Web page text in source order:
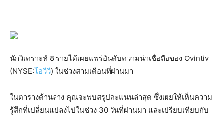
นักวิเคราะห์ 8 รายได้เผยแพร่อันดับความน่าเชื่อถือของ Ovintiv
(NYSE:โอวีวี) ในช่วงสามเดือนที่ผ่านมา
ในตารางด้านล่าง คุณจะพบสรุปคะแนนล่าสุด ซึ่งเผยให้เห็นความ
รู้สึกที่เปลี่ยนแปลงไปในช่วง 30 วันที่ผ่านมา และเปรียบเทียบกับ